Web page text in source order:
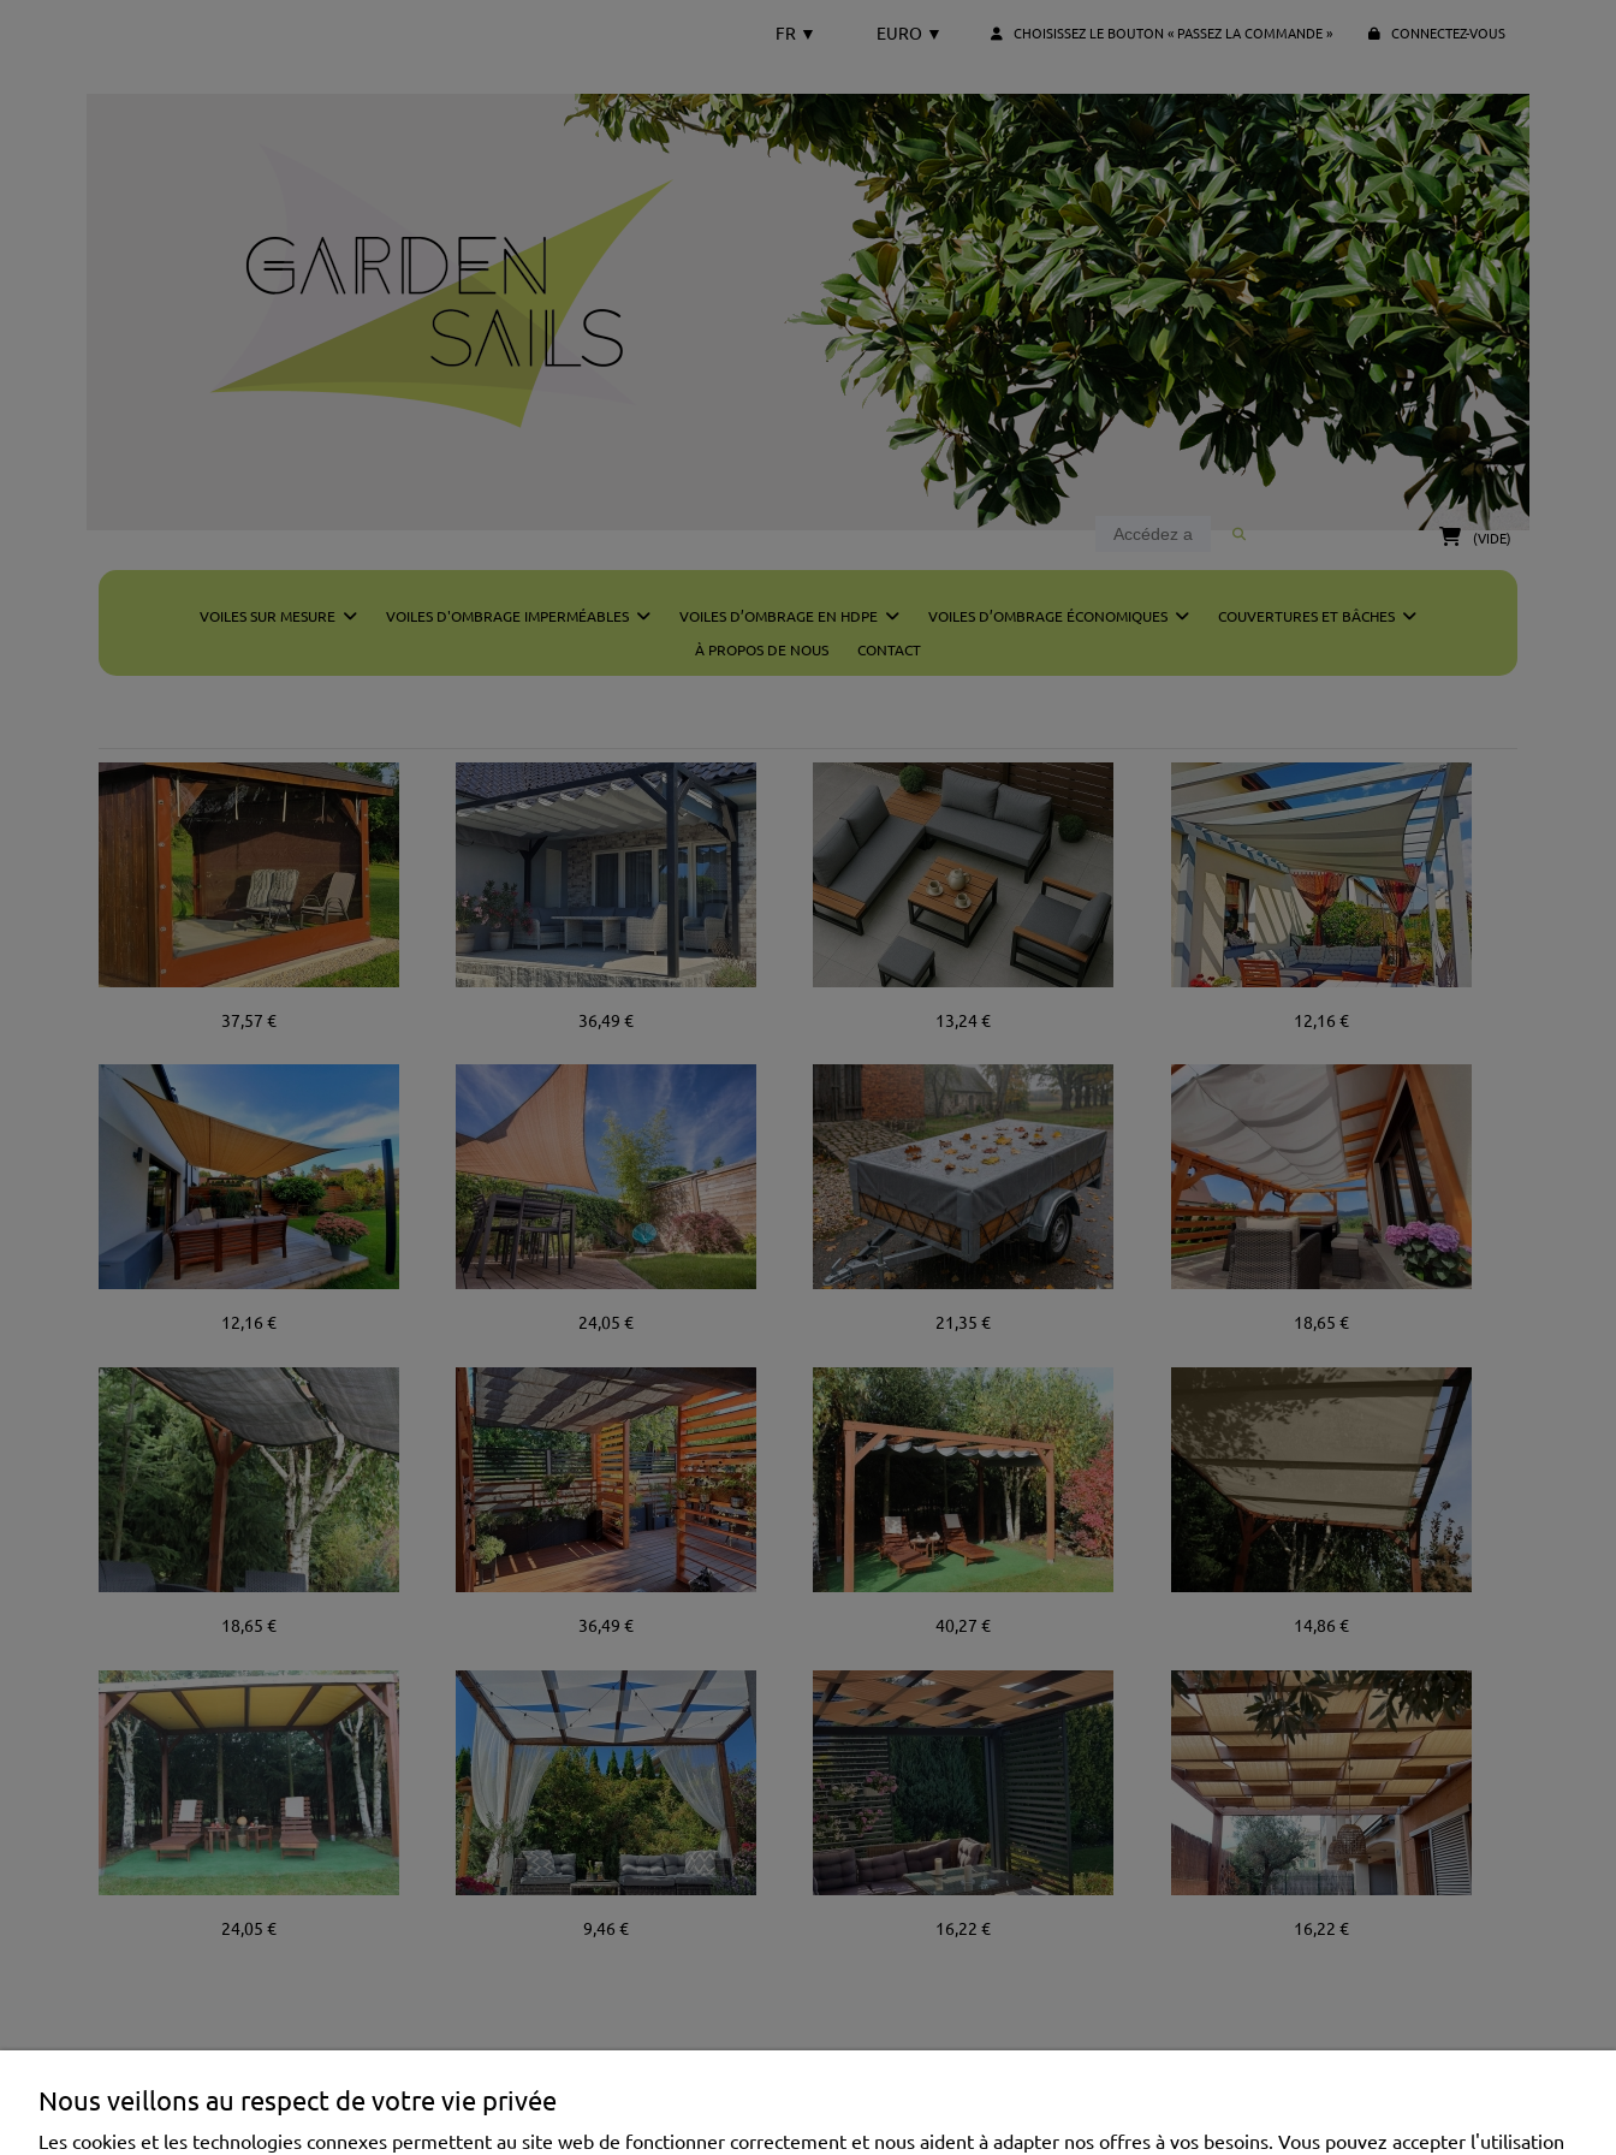
CHOISISSEZ LE BOUTON « PASSEZ LA COMMANDE » CONNECTEZ-VOUS
EURO ▼
FR ▼
(VIDE)
VOILES SUR MESURE VOILES D'OMBRAGE IMPERMÉABLES VOILES D’OMBRAGE EN HDPE VOILES D’OMBRAGE ÉCONOMIQUES
COUVERTURES ET BÂCHES
À PROPOS DE NOUS
CONTACT
37,57 € 36,49 € 13,24 € 12,16 €
12,16 € 24,05 € 21,35 € 18,65 €
18,65 € 36,49 € 40,27 € 14,86 €
24,05 € 9,46 € 16,22 € 16,22 €
Nous veillons au respect de votre vie privée
Les cookies et les technologies connexes permettent au site web de fonctionner correctement et nous aident à adapter nos offres à vos besoins. Vous pouvez accepter l'utilisation